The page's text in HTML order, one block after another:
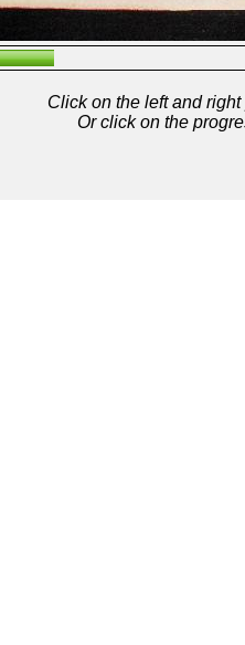
Click on the left and
Or click on the